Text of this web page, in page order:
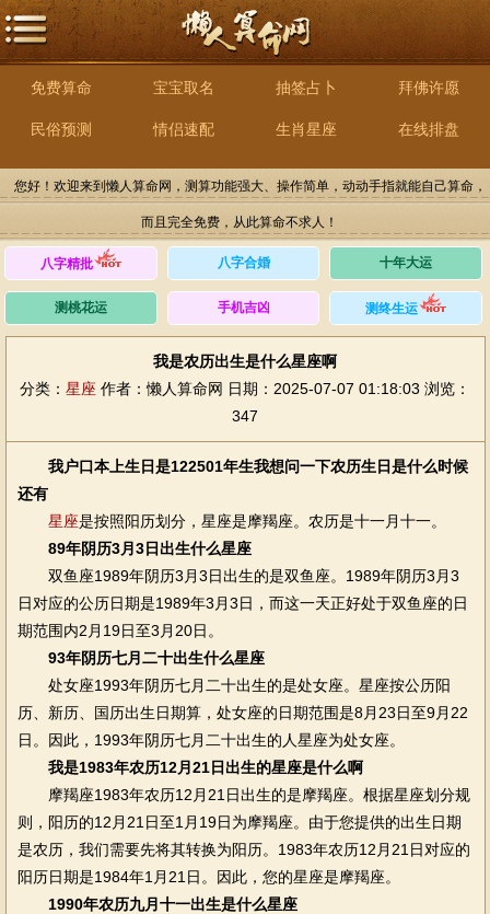
免费算命 宝宝取名 抽签占卜 拜佛许愿
民俗预测 情侣速配 生肖星座 在线排盘
您好！欢迎来到懒人算命网，测算功能强大、操作简单，动动手指就能自己算命，
而且完全免费，从此算命不求人！
八字精批 八字合婚 十年大运
测桃花运 手机吉凶 测终生运
我是农历出生是什么星座啊
分类： 星座 作者：懒人算命网 日期：2025-07-07 01:18:03 浏览：
347
我户口本上生日是122501年生我想问一下农历生日是什么时候
还有
星座是按照阳历划分，星座是摩羯座。农历是十一月十一。
89年阴历3月3日出生什么星座
双鱼座1989年阴历3月3日出生的是双鱼座。1989年阴历3月3
日对应的公历日期是1989年3月3日，而这一天正好处于双鱼座的日
期范围内2月19日至3月20日。
93年阴历七月二十出生什么星座
处女座1993年阴历七月二十出生的是处女座。星座按公历阳
历、新历、国历出生日期算，处女座的日期范围是8月23日至9月22
日。因此，1993年阴历七月二十出生的人星座为处女座。
我是1983年农历12月21日出生的星座是什么啊
摩羯座1983年农历12月21日出生的是摩羯座。根据星座划分规
则，阳历的12月21日至1月19日为摩羯座。由于您提供的出生日期
是农历，我们需要先将其转换为阳历。1983年农历12月21日对应的
阳历日期是1984年1月21日。因此，您的星座是摩羯座。
1990年农历九月十一出生是什么星座